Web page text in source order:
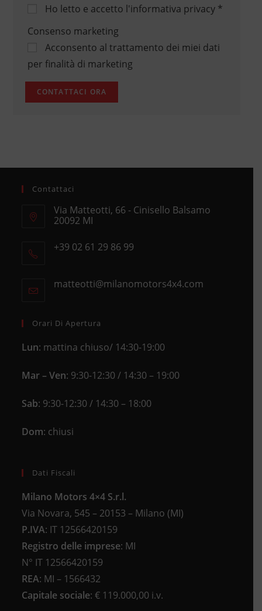
Ho letto e accetto l'informativa privacy*
Consenso marketing
Acconsento al trattamento dei miei dati
per finalità di marketing
Contattaci
Via Matteotti, 66 - Cinisello Balsamo
20092 MI
in
+39 02 61 29 86 99
your
matteotti@milanomotors4x4.comOpens
Orari Di Apertura
Lun: mattina chiuso/ 14:30-19:00
Mar – Ven: 9:30-12:30 / 14:30 – 19:00
Sab: 9:30-12:30 / 14:30 – 18:00
Dom: chiusi
Dati Fiscali
Milano Motors 4×4 S.r.l.
Via Novara, 545 – 20153 – Milano (MI)
P.IVA: IT 12566420159
Registro delle imprese: MI
N° IT 12566420159
REA: MI – 1566432
Capitale sociale: € 119.000,00 i.v.